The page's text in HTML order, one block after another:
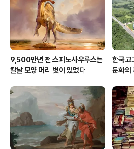
9,500만년 전 스피노사우루스는
칼날 모양 머리 볏이 있었다
한국고
문화의